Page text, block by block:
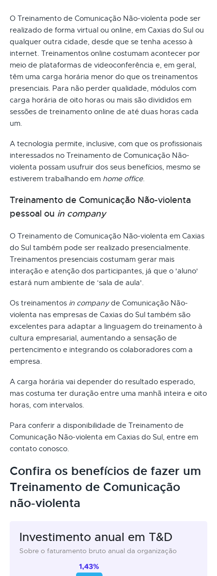
O Treinamento de Comunicação Não-violenta pode ser
realizado de forma virtual ou online, em Caxias do Sul ou
qualquer outra cidade, desde que se tenha acesso à
internet. Treinamentos online costumam acontecer por
meio de plataformas de videoconferência e, em geral,
têm uma carga horária menor do que os treinamentos
presenciais. Para não perder qualidade, módulos com
carga horária de oito horas ou mais são divididos em
sessões de treinamento online de até duas horas cada
um.
A tecnologia permite, inclusive, com que os profissionais
interessados no Treinamento de Comunicação Não-
violenta possam usufruir dos seus benefícios, mesmo se
estiverem trabalhando em home office.
Treinamento de Comunicação Não-violenta
pessoal ou in company
O Treinamento de Comunicação Não-violenta em Caxias
do Sul também pode ser realizado presencialmente.
Treinamentos presenciais costumam gerar mais
interação e atenção dos participantes, já que o 'aluno'
estará num ambiente de ‘sala de aula'.
Os treinamentos in companyde Comunicação Não-
violenta nas empresas de Caxias do Sul também são
excelentes para adaptar a linguagem do treinamento à
cultura empresarial, aumentando a sensação de
pertencimento e integrando os colaboradores com a
empresa.
A carga horária vai depender do resultado esperado,
mas costuma ter duração entre uma manhã inteira e oito
horas, com intervalos.
Para conferir a disponibilidade de Treinamento de
Comunicação Não-violenta em Caxias do Sul, entre em
contato conosco.
Confira os benefícios de fazer um
Treinamento de Comunicação
não-violenta
Investimento anual em T&D
Sobre o faturamento bruto anual da organização